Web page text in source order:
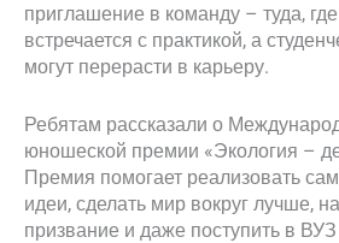
приглашение в команду – туда,
встречается с практикой, а
могут перерасти в карьеру.
Ребятам рассказали о
юношеской премии «Экология –
Премия помогает реализовать
идеи, сделать мир вокруг лучше,
призвание и даже поступить в